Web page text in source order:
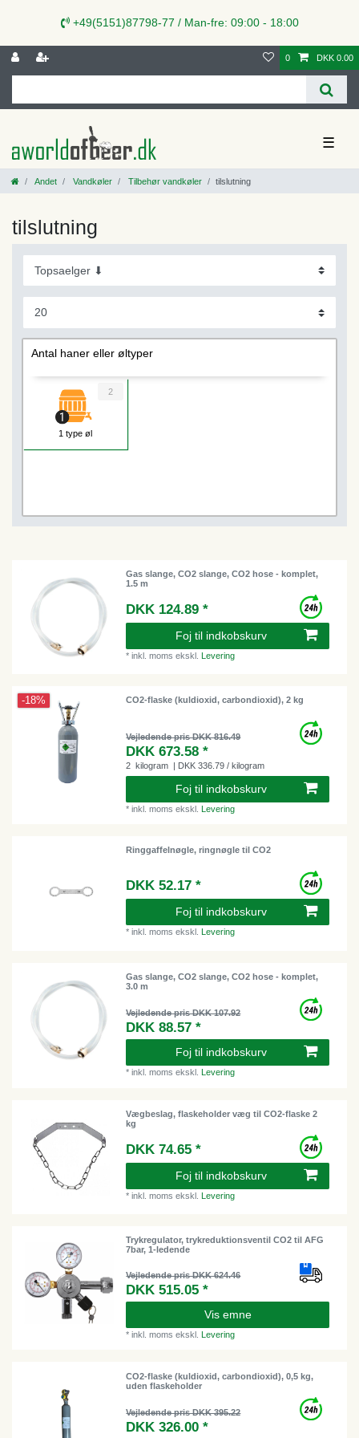
+49(5151)87798-77 / Man-fre: 09:00 - 18:00
0 DKK 0.00
☰
Andet Vandkøler Tilbehør vandkøler tilslutning
tilslutning
Antal haner eller øltyper
1 type øl
2
Gas slange, CO2 slange, CO2 hose - komplet,
1.5 m
DKK 124.89 *
Foj til indkobskurv
*inkl. moms ekskl.Levering
-18% CO2-flaske (kuldioxid, carbondioxid), 2 kg
Vejledende pris DKK 816.49
DKK 673.58 *
2 kilogram | DKK 336.79 / kilogram
Foj til indkobskurv
*inkl. moms ekskl.Levering
Ringgaffelnøgle, ringnøgle til CO2
DKK 52.17 *
Foj til indkobskurv
*inkl. moms ekskl.Levering
Gas slange, CO2 slange, CO2 hose - komplet,
3.0 m
Vejledende pris DKK 107.92
DKK 88.57 *
Foj til indkobskurv
*inkl. moms ekskl. Levering
Vægbeslag, flaskeholder væg til CO2-flaske 2
kg
DKK 74.65 *
Foj til indkobskurv
*inkl. moms ekskl.Levering
Trykregulator, trykreduktionsventil CO2 til AFG
7bar, 1-ledende
Vejledende pris DKK 624.46
DKK 515.05 *
Vis emne
*inkl. moms ekskl.Levering
CO2-flaske (kuldioxid, carbondioxid), 0,5 kg,
uden flaskeholder
Vejledende pris DKK 395.22
DKK 326.00 *